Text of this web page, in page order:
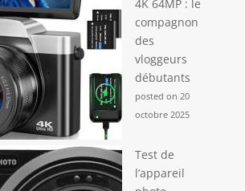
4K 64MP : le
compagnon
des
vloggeurs
débutants
posted on 20
octobre 2025
Test de
l’appareil